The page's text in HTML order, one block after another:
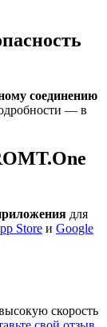
соединению
— в
для
Store и Google
скорость